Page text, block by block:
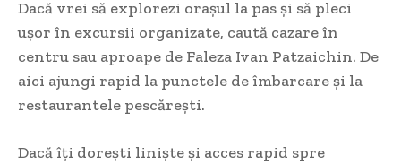
Dacă vrei să explorezi orașul la pas și să pleci
ușor în excursii organizate, caută cazare în
centru sau aproape de Faleza Ivan Patzaichin. De
aici ajungi rapid la punctele de îmbarcare și la
restaurantele pescărești.
Dacă îți dorești liniște și acces rapid spre